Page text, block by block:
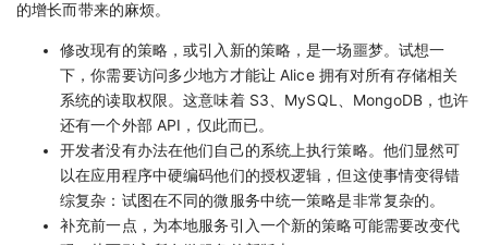
的增长而带来的麻烦。
修改现有的策略，或引入新的策略，是一场噩梦。试想一
下，你需要访问多少地方才能让 Alice 拥有对所有存储相关
系统的读取权限。这意味着 S3、MySQL、MongoDB，也许
还有一个外部 API，仅此而已。
开发者没有办法在他们自己的系统上执行策略。他们显然可
以在应用程序中硬编码他们的授权逻辑，但这使事情变得错
综复杂：试图在不同的微服务中统一策略是非常复杂的。
补充前一点，为本地服务引入一个新的策略可能需要改变代